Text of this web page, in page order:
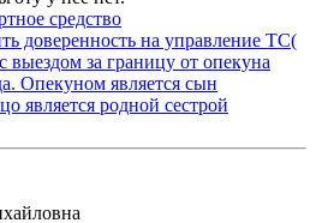
средство
доверенность на управление ТС(
за границу от опекуна
Опекуном является сын
является родной сестрой